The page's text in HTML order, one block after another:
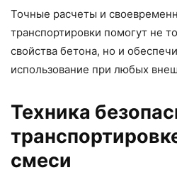
Точные расчеты и
транспортировки помогут не
свойства бетона, но и
использование при любых
Техника
смеси